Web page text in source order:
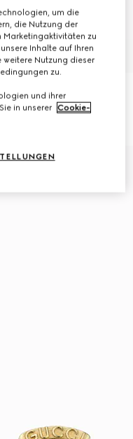
mit Blumen-Motiv
um die
die Nutzung der
Marketingaktivitäten zu
Inhalte auf Ihren
weitere Nutzung dieser
zu.
und ihrer
in unserer Cookie-